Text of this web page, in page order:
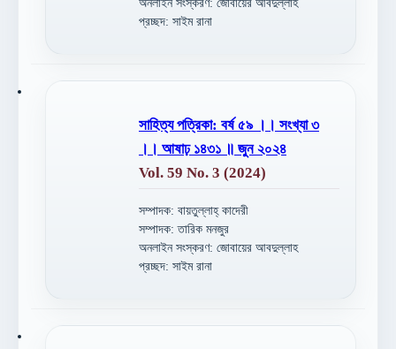
অনলাইন সংস্করণ: জোবায়ের আবদুল্লাহ
প্রচ্ছদ: সাইম রানা
সাহিত্য পত্রিকা: বর্ষ ৫৯ ।। সংখ্যা ৩
।। আষাঢ় ১৪৩১ ॥ জুন ২০২৪
Vol. 59 No. 3 (2024)
সম্পাদক: বায়তুল্লাহ্ কাদেরী
সম্পাদক: তারিক মনজুর
অনলাইন সংস্করণ: জোবায়ের আবদুল্লাহ
প্রচ্ছদ: সাইম রানা